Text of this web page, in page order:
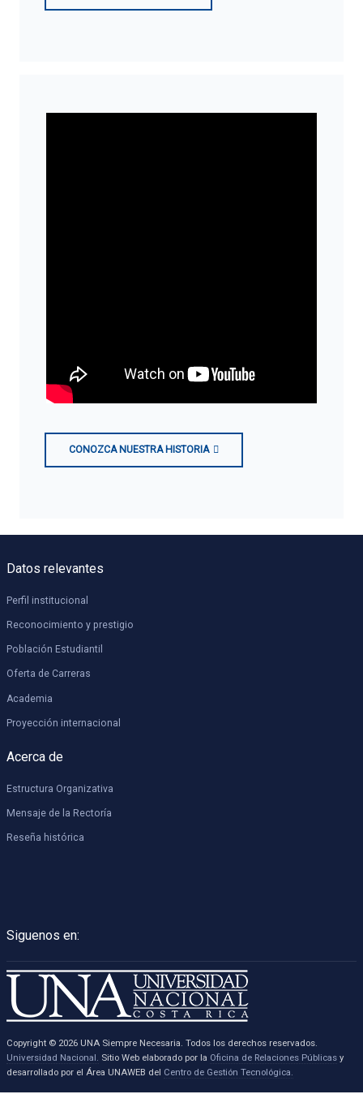
CONOZCA NUESTRA HISTORIA
Siguenos en:
Copyright © 2026 UNA Siempre Necesaria. Todos los derechos reservados.
Universidad Nacional. Sitio Web elaborado por la Oficina de Relaciones Públicasy
desarrollado por el Área UNAWEB del Centro de Gestión Tecnológica.
Datos relevantes
Perfil institucional
Reconocimiento y prestigio
Población Estudiantil
Oferta de Carreras
Academia
Proyección internacional
Acerca de
Estructura Organizativa
Mensaje de la Rectoría
Reseña histórica